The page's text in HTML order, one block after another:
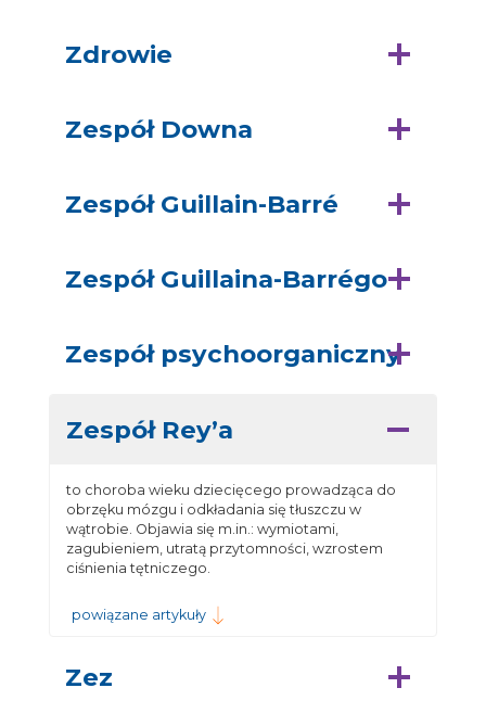
Zdrowie
Zespół Downa
Zespół Guillain-Barré
Zespół Guillaina-Barrégo
Zespół psychoorganiczny
Zespół Rey’a
to choroba wieku dziecięcego prowadząca do
obrzęku mózgu i odkładania się tłuszczu w
wątrobie. Objawia się m.in.: wymiotami,
zagubieniem, utratą przytomności, wzrostem
ciśnienia tętniczego.
powiązane artykuły
Zez